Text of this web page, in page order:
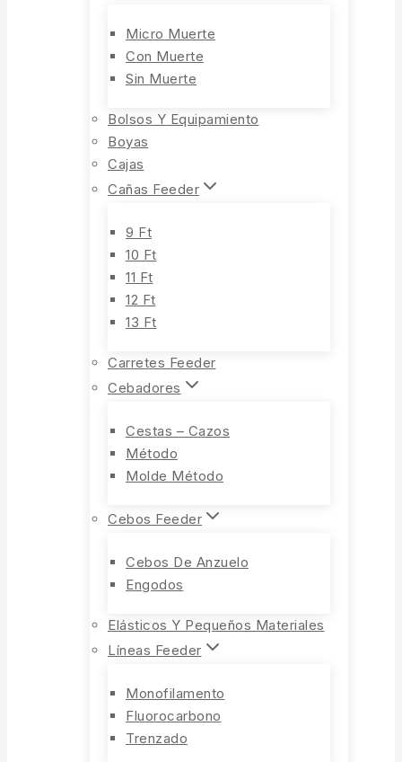
Micro Muerte
Con Muerte
Sin Muerte
Bolsos Y Equipamiento
Boyas
Cajas
Cañas Feeder
9 Ft
10 Ft
11 Ft
12 Ft
13 Ft
Carretes Feeder
Cebadores
Cestas – Cazos
Método
Molde Método
Cebos Feeder
Cebos De Anzuelo
Engodos
Elásticos Y Pequeños Materiales
Líneas Feeder
Monofilamento
Fluorocarbono
Trenzado